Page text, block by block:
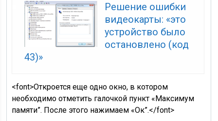
Решение ошибки
видеокарты: «это
устройство было
остановлено (код
43)»
<font>Откроется еще одно окно, в котором
необходимо отметить галочкой пункт «Максимум
памяти”. После этого нажимаем «Ок”.</font>